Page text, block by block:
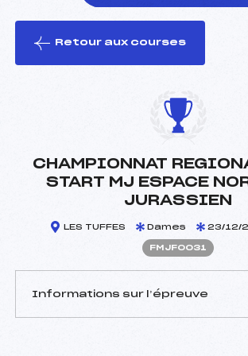
le ski
Retour aux courses
CHAMPIONNAT
START MJ ESPACE
JURASSIEN
LES TUFFES Dames 23/12/
FMJF0031
Informations sur l’épreuve